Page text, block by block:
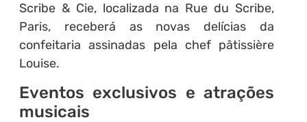
Scribe & Cie, localizada na Rue du Scribe,
Paris, receberá as novas delícias da
confeitaria assinadas pela chef pâtissière
Louise.
Eventos exclusivos e atrações
musicais